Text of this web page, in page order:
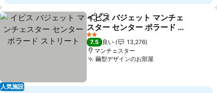
人気施設
シェアお気に入りに追加
イビス バジェット マンチェ
スター センター ポラード ス
トリート
料金を表示
2 ホテルのランク
7.5 良い
13,276
マンチェスター
繭型デザインのお部屋料金を表示